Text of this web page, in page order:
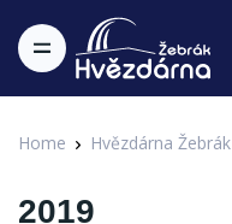
Home Hvězdárna Žebrák
2019